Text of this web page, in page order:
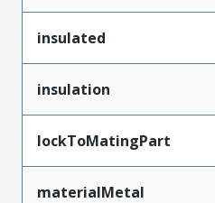
insulated
insulation
lockToMatingPart
materialMetal